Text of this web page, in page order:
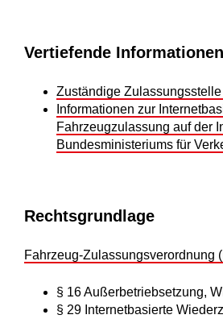
Vertiefende Informationen
Zuständige
Informationen zur
Fahrzeugzulassung auf der
Bundesministeriums für
Rechtsgrundlage
Fahrzeug-Zulassungsverordnung
§ 16 Außerbetriebsetzung,
§ 29 Internetbasierte